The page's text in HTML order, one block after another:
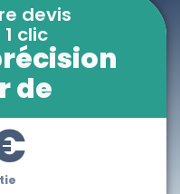
devis
clic
de